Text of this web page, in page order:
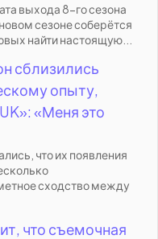
выхода 8-го сезона
сезоне соберётся
найти настоящую...
сблизились
опыту,
«Меня это
что их появления
сходство между
что съемочная